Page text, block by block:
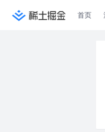
首页